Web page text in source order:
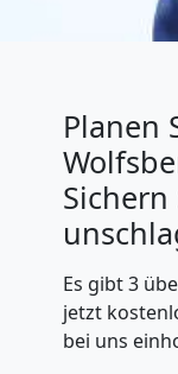
Planen
Es gibt 3
jetzt
bei uns